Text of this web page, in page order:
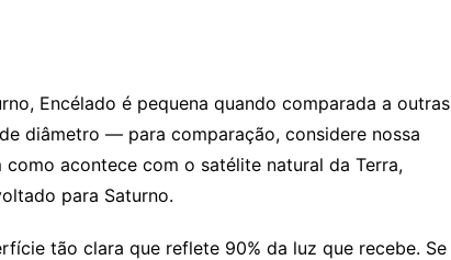
Encélado é pequena quando comparada a outras
diâmetro — para comparação, considere nossa
acontece com o satélite natural da Terra,
para Saturno.
tão clara que reflete 90% da luz que recebe. Se